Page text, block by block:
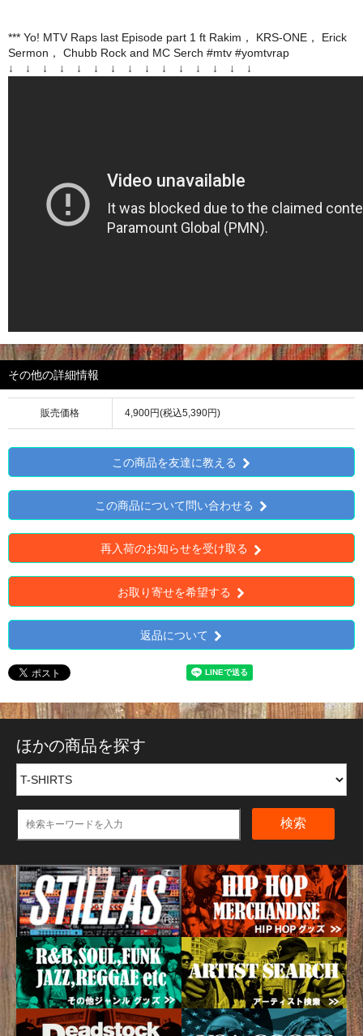
*** Yo! MTV Raps last Episode part 1 ft Rakim， KRS-ONE， Erick
Sermon， Chubb Rock and MC Serch #mtv #yomtvrap
↓ ↓ ↓ ↓ ↓ ↓ ↓ ↓ ↓ ↓ ↓ ↓ ↓ ↓ ↓
その他の詳細情報
販売価格 4,900円(税込5,390円)
この商品を友達に教える
この商品について問い合わせる
再入荷のお知らせを受け取る
お取り寄せを希望する
返品について
ほかの商品を探す
検索